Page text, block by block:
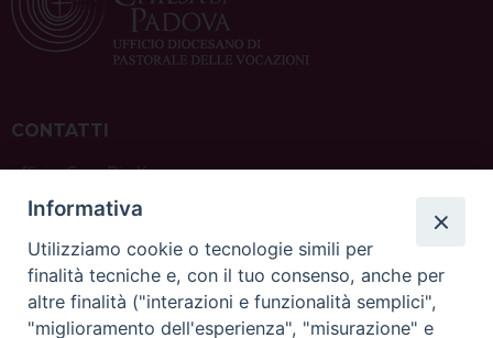
CONTATTI
ufficio: Casa Pio X
via Bonporti, 20 – 35141 Padova
tel: +39 351 619 2354
e mail:ufficiovocazionipadova@gmail.com
Informativa
Utilizziamo cookie o tecnologie simili per
finalità tecniche e, con il tuo consenso, anche per
altre finalità ("interazioni e funzionalità semplici",
"miglioramento dell'esperienza", "misurazione" e